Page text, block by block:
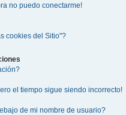
no puedo conectarme!
cookies del Sitio"?
el tiempo sigue siendo incorrecto!
de mi nombre de usuario?